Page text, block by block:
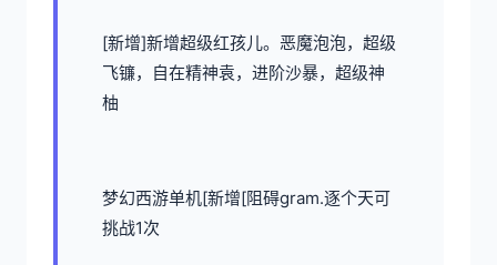
[新增]新增超级红孩儿。恶魔泡泡，超级
飞镰，自在精神袁，进阶沙暴，超级神
柚
梦幻西游单机[新增[阻碍gram.逐个天可
挑战1次